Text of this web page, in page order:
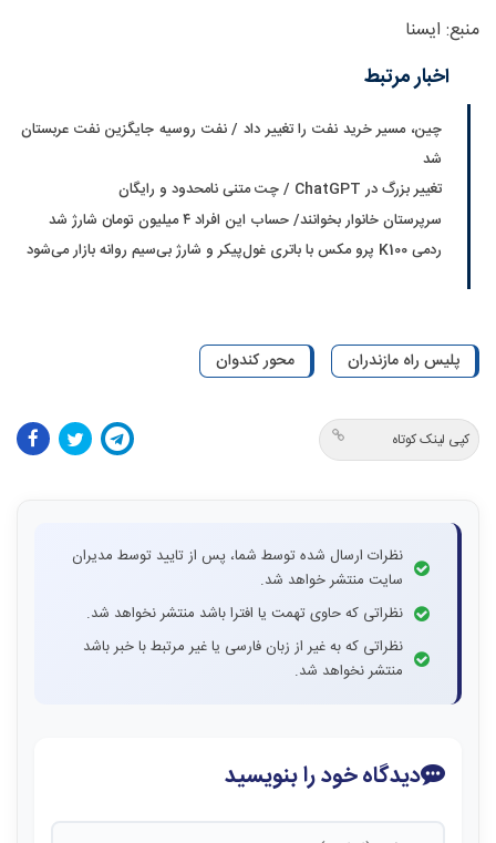
منبع: ایسنا
اخبار مرتبط
چین، مسیر خرید نفت را تغییر داد / نفت روسیه جایگزین نفت عربستان
شد
تغییر بزرگ در ChatGPT / چت متنی نامحدود و رایگان
سرپرستان خانوار بخوانند/ حساب این افراد ۴ میلیون تومان شارژ شد
ردمی K100 پرو مکس با باتری غول‌پیکر و شارژ بی‌سیم روانه بازار می‌شود
پلیس راه مازندران محور کندوان
کپی لینک کوتاه
نظرات ارسال شده توسط شما، پس از تایید توسط مدیران
سایت منتشر خواهد شد.
نظراتی که حاوی تهمت یا افترا باشد منتشر نخواهد شد.
نظراتی که به غیر از زبان فارسی یا غیر مرتبط با خبر باشد
منتشر نخواهد شد.
دیدگاه خود را بنویسید